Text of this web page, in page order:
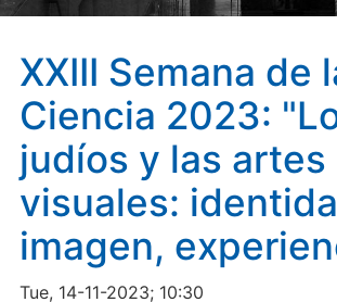
XXIII Semana de
Ciencia 2023:
judíos y las artes
visuales:
imagen,
Tue, 14-11-2023; 10:30